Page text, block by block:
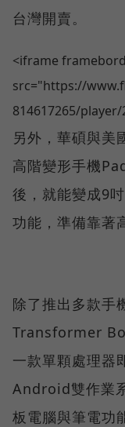
台灣開賣。
<iframe
src="https://
814617265/
另外，華碩與美
高階變形手機
後，就能變成9
功能，準備靠著
除了推出多款手
Transformer
一款單顆處理器
Android雙作業
板電腦與筆電功